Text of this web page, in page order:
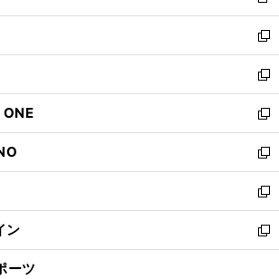
開
く
ウ
で
開
く
ン
ド
ウ
で
開
く
ウ
ィ
ン
ド
ウ
で
開
く
し
い
ウ
ィ
ン
ド
ウ
で
開
く
新
し
い
ウ
ィ
ン
ド
ウ
で
開
く
新
し
い
ウ
ィ
ン
ド
ウ
で
開
新
し
い
ウ
ィ
ン
ド
ウ
新
し
い
ウ
ィ
ン
新
し
い
ウ
ン
新
し
ーツ